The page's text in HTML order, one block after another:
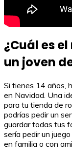
¿Cuál es
un joven
Si tienes 14 años,
en Navidad. Una
para tu tienda de
podrías pedir un
guardar todas tus
sería pedir un
en familia o con